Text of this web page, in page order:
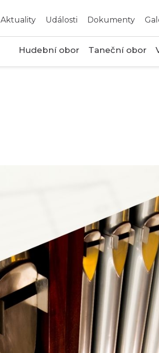
Aktuality Události Dokumenty
Hudební obor Taneční obor